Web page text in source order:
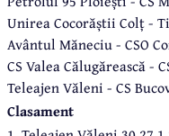
Unirea Cocorăștii Colț -
Avântul Măneciu - CSO
CS Valea Călugărească -
Teleajen Văleni - CS
Clasament